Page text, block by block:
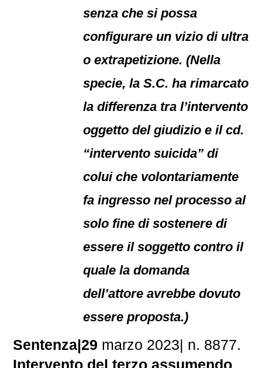
senza che si possa
configurare un vizio di ultra
o extrapetizione. (Nella
specie, la S.C. ha rimarcato
la differenza tra l’intervento
oggetto del giudizio e il cd.
“intervento suicida” di
colui che volontariamente
fa ingresso nel processo al
solo fine di sostenere di
essere il soggetto contro il
quale la domanda
dell’attore avrebbe dovuto
essere proposta.)
Sentenza|29 marzo 2023| n. 8877.
Intervento del terzo assumendo